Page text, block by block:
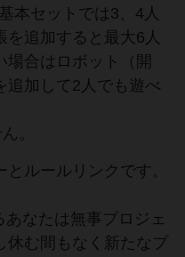
本セットでは3、4人
を追加すると最大6人
場合はロボット（開
追加して2人でも遊べ
。
ルールリンクです。
なたは無事プロジェ
休む間もなく新たなプ